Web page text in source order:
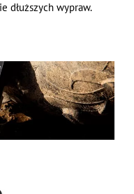
dłuższych wypraw.